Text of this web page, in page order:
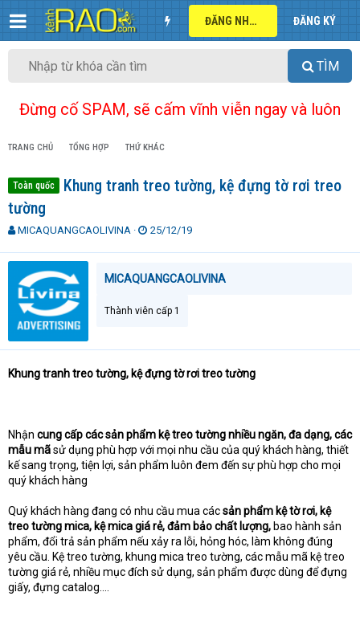
ĐĂNG NHẬP ĐĂNG KÝ
TÌM
Đừng cố SPAM, sẽ cấm vĩnh viễn ngay và luôn
TRANG CHỦ TỔNG HỢP THỨ KHÁC
Toàn quốc
Khung tranh treo tường, kệ đựng tờ rơi treo
tường
T
r
a
d
s
t
a
t
MICAQUANGCAOLIVINA
N
y
i
25/12/19
MICAQUANGCAOLIVINA
Thành viên cấp 1
Khung tranh treo tường, kệ đựng tờ rơi treo tường
Nhận cung cấp các sản phẩm kệ treo tường nhiều ngăn, đa dạng, các
mẫu mãsử dụng phù hợp với mọi nhu cầu của quý khách hàng, thiết
kế sang trọng, tiện lợi, sản phẩm luôn đem đến sự phù hợp cho mọi
quý khách hàng
Quý khách hàng đang có nhu cầu mua cácsản phẩm kệ tờ rơi, kệ
treo tường mica, kệ mica giá rẻ, đảm bảo chất lượng, bao hành sản
phẩm, đổi trả sản phẩm nếu xảy ra lỗi, hỏng hóc, làm không đúng
yêu cầu. Kệ treo tường, khung mica treo tường, các mẫu mã kệ treo
tường giá rẻ, nhiều mục đích sử dụng, sản phẩm được dùng để đựng
giấy, đựng catalog….